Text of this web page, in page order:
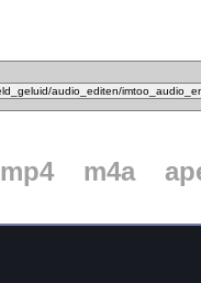
mp4 m4a